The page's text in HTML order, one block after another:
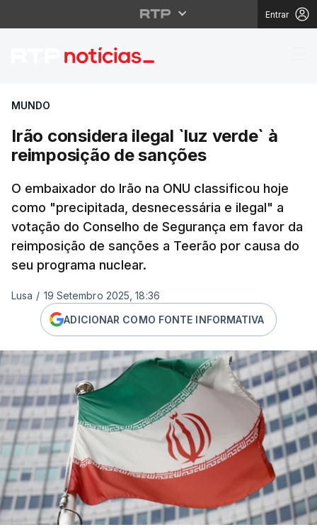
Entrar
Irão considera ilegal
MUNDO
Irão considera ilegal `luz verde` à
reimposição de sanções
O embaixador do Irão na ONU classificou hoje
como "precipitada, desnecessária e ilegal" a
votação do Conselho de Segurança em favor da
reimposição de sanções a Teerão por causa do
seu programa nuclear.
Lusa / 19 Setembro 2025, 18:36
ADICIONAR COMO FONTE INFORMATIVA